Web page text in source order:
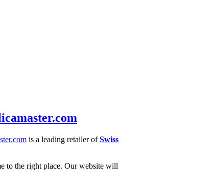
is a leading retailer ofSwiss
to the right place. Our website will